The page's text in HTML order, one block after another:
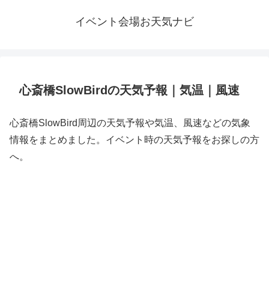
イベント会場お天気ナビ
心斎橋SlowBirdの天気予報｜気温｜風速
心斎橋SlowBird周辺の天気予報や気温、風速などの気象
情報をまとめました。イベント時の天気予報をお探しの方
へ。